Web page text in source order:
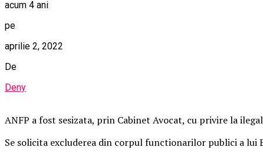
acum 4 ani
pe
aprilie 2, 2022
De
Deny
ANFP a fost sesizata, prin Cabinet Avocat, cu privire la
Se solicita excluderea din corpul functionarilor publici a lui